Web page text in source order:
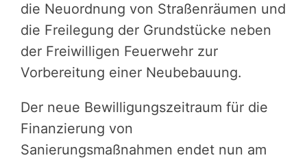
die Neuordnung von Straßenräumen und
die Freilegung der Grundstücke neben
der Freiwilligen Feuerwehr zur
Vorbereitung einer Neubebauung.
Der neue Bewilligungszeitraum für die
Finanzierung von
Sanierungsmaßnahmen endet nun am